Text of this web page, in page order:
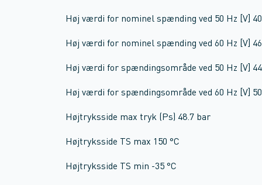
Høj værdi for nominel spænding ved 50 Hz [V]
Høj værdi for nominel spænding ved 60 Hz [V]
Høj værdi for spændingsområde ved 50 Hz [V]
Høj værdi for spændingsområde ved 60 Hz [V]
Højtryksside max tryk (Ps) 48.7 bar
Højtryksside TS max 150 °C
Højtryksside TS min -35 °C